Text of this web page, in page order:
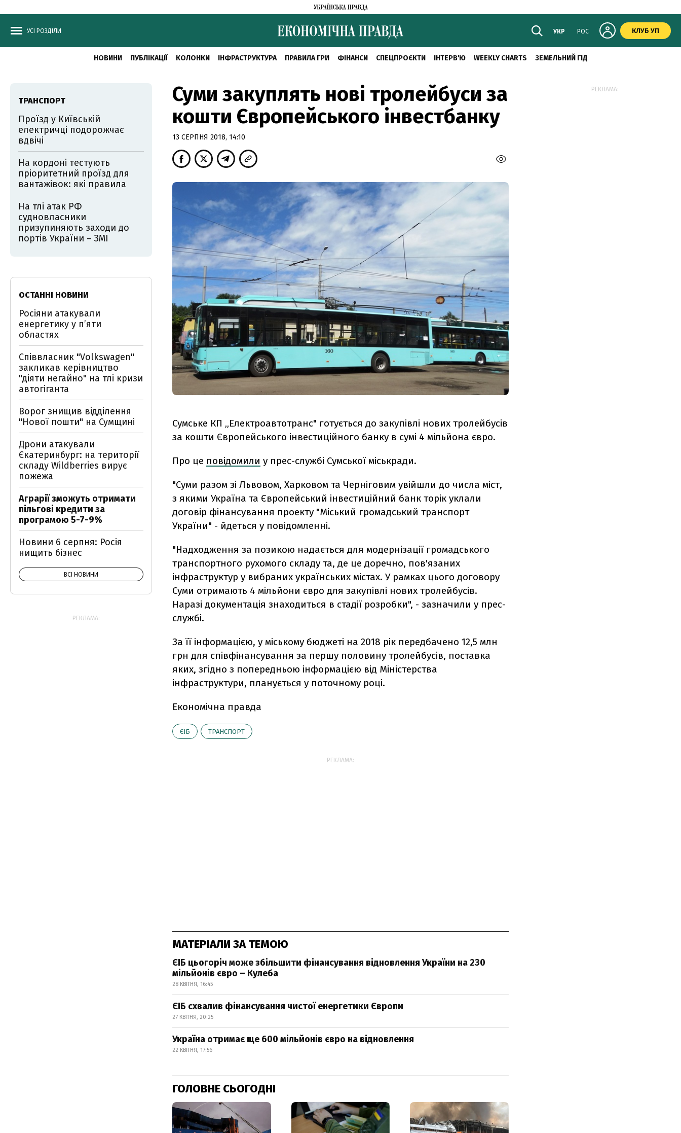
УСІ РОЗДІЛИ УКР РОС КЛУБ УП
НОВИНИ ПУБЛІКАЦІЇ КОЛОНКИ ІНФРАСТРУКТУРА ПРАВИЛА ГРИ ФІНАНСИ СПЕЦПРОЄКТИ ІНТЕРВ'Ю WEEKLY CHARTS ЗЕМЕЛЬНИЙ ГІД
Суми закуплять нові тролейбуси за
кошти Європейського інвестбанку
13 СЕРПНЯ 2018, 14:10
Сумське КП „Електроавтотранс" готується до закупівлі нових тролейбусів
за кошти Європейського інвестиційного банку в сумі 4 мільйона євро.
Про це повідомили у прес-службі Сумської міськради.
"Суми разом зі Львовом, Харковом та Черніговим увійшли до числа міст,
з якими Україна та Європейський інвестиційний банк торік уклали
договір фінансування проекту "Міський громадський транспорт
України" - йдеться у повідомленні.
"Надходження за позикою надається для модернізації громадського
транспортного рухомого складу та, де це доречно, пов'язаних
інфраструктур у вибраних українських містах. У рамках цього договору
Суми отримають 4 мільйони євро для закупівлі нових тролейбусів.
Наразі документація знаходиться в стадії розробки", - зазначили у прес-
службі.
За її інформацією, у міському бюджеті на 2018 рік передбачено 12,5 млн
грн для співфінансування за першу половину тролейбусів, поставка
яких, згідно з попередньою інформацією від Міністерства
інфраструктури, планується у поточному році.
Економічна правда
ЄІБ ТРАНСПОРТ
РЕКЛАМА:
МАТЕРІАЛИ ЗА ТЕМОЮ
ЄІБ цьогоріч може збільшити фінансування відновлення України на 230
мільйонів євро – Кулеба
28 КВІТНЯ, 16:45
ЄІБ схвалив фінансування чистої енергетики Європи
27 КВІТНЯ, 20:25
Україна отримає ще 600 мільйонів євро на відновлення
22 КВІТНЯ, 17:56
ГОЛОВНЕ СЬОГОДНІ
ТРАНСПОРТ
Проїзд у Київській
електричці подорожчає
вдвічі
На кордоні тестують
пріоритетний проїзд для
вантажівок: які правила
На тлі атак РФ
судновласники
призупиняють заходи до
портів України – ЗМІ
ОСТАННІ НОВИНИ
Росіяни атакували
енергетику у пʼяти
областях
Співвласник "Volkswagen"
закликав керівництво
"діяти негайно" на тлі кризи
автогіганта
Ворог знищив відділення
"Нової пошти" на Сумщині
Дрони атакували
Єкатеринбург: на території
складу Wildberries вирує
пожежа
Аграрії зможуть отримати
пільгові кредити за
програмою 5-7-9%
Новини 6 серпня: Росія
нищить бізнес
ВСІ НОВИНИ
РЕКЛАМА:
РЕКЛАМА: